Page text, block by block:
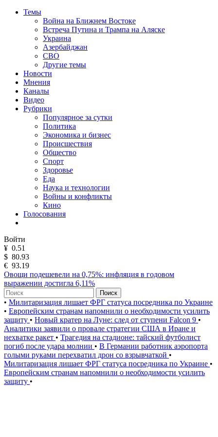
Темы
Война на Ближнем Востоке
Встреча Путина и Трампа на Аляске
Украина
Азербайджан
СВО
Другие темы
Новости
Мнения
Каналы
Видео
Рубрики
Популярное за сутки
Политика
Экономика и бизнес
Происшествия
Общество
Спорт
Здоровье
Еда
Наука и технологии
Войны и конфликты
Кино
Голосования
Войти
¥ 0.51
$ 80.93
€ 93.19
Овощи подешевели на 0,75%: инфляция в годовом
выражении достигла 6,11%
Поиск
• Милитаризация лишает ФРГ статуса посредника по Украине
• Европейским странам напомнили о необходимости усилить
защиту • Новый кратер на Луне: след от ступени Falcon 9 •
Аналитики заявили о провале стратегии США в Иране и
нехватке ракет • Трагедия на стадионе: тайский футболист
погиб после удара молнии • В Германии работник аэропорта
голыми руками перехватил дрон со взрывчаткой •
Милитаризация лишает ФРГ статуса посредника по Украине •
Европейским странам напомнили о необходимости усилить
защиту •